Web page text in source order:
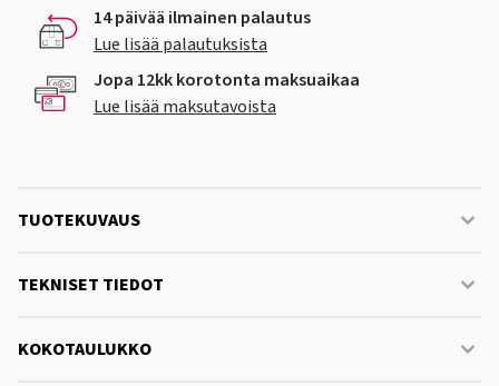
14 päivää ilmainen palautus
Lue lisää palautuksista
Jopa 12kk korotonta maksuaikaa
Lue lisää maksutavoista
TUOTEKUVAUS
TEKNISET TIEDOT
KOKOTAULUKKO